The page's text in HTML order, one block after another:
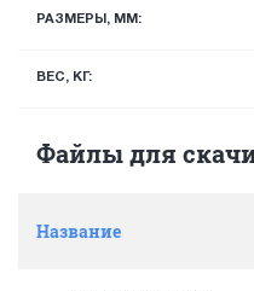
РАЗМЕРЫ, ММ:
ВЕС, КГ:
Файлы для
Название